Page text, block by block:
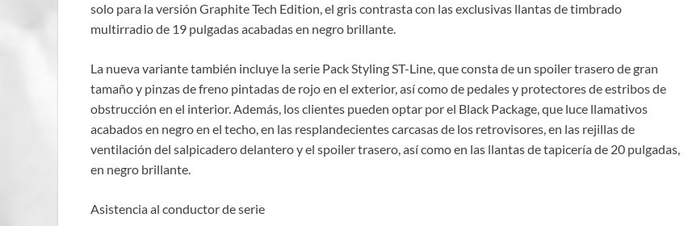
solo para la versión Graphite Tech Edition, el gris contrasta con las exclusivas llantas de timbrado
multirradio de 19 pulgadas acabadas en negro brillante.
La nueva variante también incluye la serie Pack Styling ST-Line, que consta de un spoiler trasero de gran
tamaño y pinzas de freno pintadas de rojo en el exterior, así como de pedales y protectores de estribos de
obstrucción en el interior. Además, los clientes pueden optar por el Black Package, que luce llamativos
acabados en negro en el techo, en las resplandecientes carcasas de los retrovisores, en las rejillas de
ventilación del salpicadero delantero y el spoiler trasero, así como en las llantas de tapicería de 20 pulgadas,
en negro brillante.
Asistencia al conductor de serie